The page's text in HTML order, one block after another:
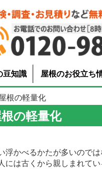
豆知識 屋根のお役立ち
根の軽量化
の軽量化
かべるかたが多いので
は古くから親しまれて